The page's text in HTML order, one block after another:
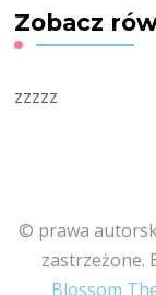
Zobacz
zzzzz
© prawa
zastrzeżone.
Blossom